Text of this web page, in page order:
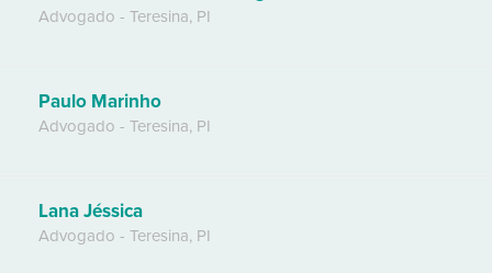
Advogado - Teresina, PI
Paulo Marinho
Advogado - Teresina, PI
Lana Jéssica
Advogado - Teresina, PI